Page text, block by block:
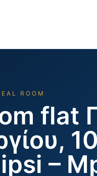
ROOM
flat
–